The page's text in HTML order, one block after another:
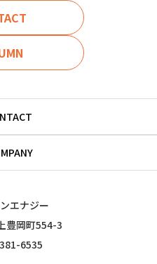
エナジー
豊岡町554-3
6535